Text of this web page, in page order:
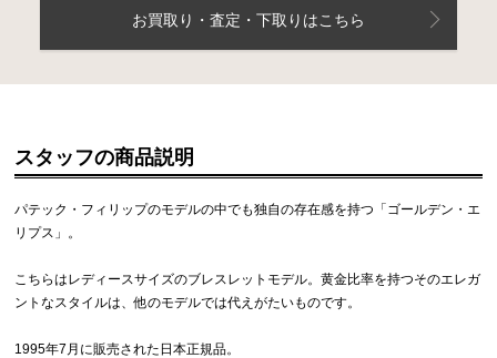
お買取り・査定・下取りはこちら
スタッフの商品説明
パテック・フィリップのモデルの中でも独自の存在感を持つ「ゴールデン・エ
リプス」。
こちらはレディースサイズのブレスレットモデル。黄金比率を持つそのエレガ
ントなスタイルは、他のモデルでは代えがたいものです。
1995年7月に販売された日本正規品。